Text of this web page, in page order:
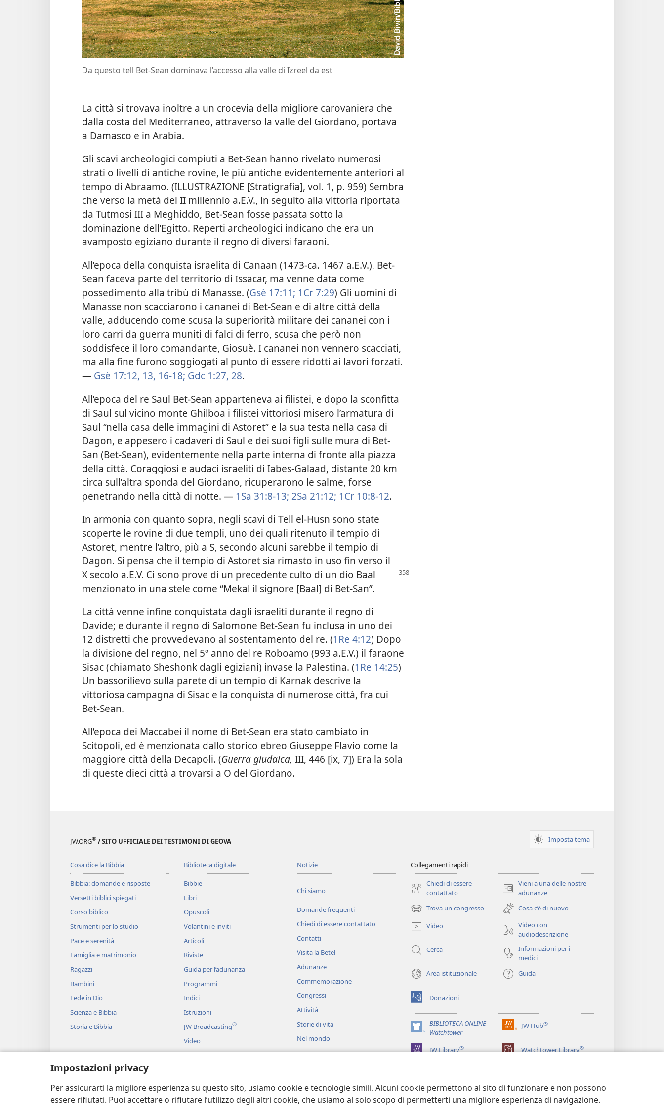
Impostazioni privacy
Per assicurarti la migliore esperienza su questo sito, usiamo cookie e tecnologie simili. Alcuni cookie permettono al sito di funzionare e non possono
essere rifiutati. Puoi accettare o rifiutare l’utilizzo degli altri cookie, che usiamo al solo scopo di permetterti una migliore esperienza di navigazione.
Da questo tell Bet-Sean dominava l’accesso alla valle di Izreel da est
La città si trovava inoltre a un crocevia della migliore carovaniera che
dalla costa del Mediterraneo, attraverso la valle del Giordano, portava
a Damasco e in Arabia.
Gli scavi archeologici compiuti a Bet-Sean hanno rivelato numerosi
strati o livelli di antiche rovine, le più antiche evidentemente anteriori al
tempo di Abraamo. (ILLUSTRAZIONE [Stratigrafia], vol. 1, p. 959) Sembra
che verso la metà del II millennio a.E.V., in seguito alla vittoria riportata
da Tutmosi III a Meghiddo, Bet-Sean fosse passata sotto la
dominazione dell’Egitto. Reperti archeologici indicano che era un
avamposto egiziano durante il regno di diversi faraoni.
All’epoca della conquista israelita di Canaan (1473-ca. 1467 a.E.V.), Bet-
Sean faceva parte del territorio di Issacar, ma venne data come
possedimento alla tribù di Manasse. (Gsè 17:11; 1Cr 7:29) Gli uomini di
Manasse non scacciarono i cananei di Bet-Sean e di altre città della
valle, adducendo come scusa la superiorità militare dei cananei con i
loro carri da guerra muniti di falci di ferro, scusa che però non
soddisfece il loro comandante, Giosuè. I cananei non vennero scacciati,
ma alla fine furono soggiogati al punto di essere ridotti ai lavori forzati.
— Gsè 17:12, 13, 16-18; Gdc 1:27, 28.
All’epoca del re Saul Bet-Sean apparteneva ai filistei, e dopo la sconfitta
di Saul sul vicino monte Ghilboa i filistei vittoriosi misero l’armatura di
Saul “nella casa delle immagini di Astoret” e la sua testa nella casa di
Dagon, e appesero i cadaveri di Saul e dei suoi figli sulle mura di Bet-
San (Bet-Sean), evidentemente nella parte interna di fronte alla piazza
della città. Coraggiosi e audaci israeliti di Iabes-Galaad, distante 20 km
circa sull’altra sponda del Giordano, ricuperarono le salme, forse
penetrando nella città di notte. — 1Sa 31:8-13; 2Sa 21:12; 1Cr 10:8-12.
In armonia con quanto sopra, negli scavi di Tell el-Husn sono state
scoperte le rovine di due templi, uno dei quali ritenuto il tempio di
Astoret, mentre l’altro, più a S, secondo alcuni sarebbe il tempio di
Dagon. Si pensa che il tempio di Astoret sia rimasto in uso fin verso il
X secolo a.E.V. Ci sono prove di un precedente culto di un dio Baal
menzionato in una stele come “Mekal il signore [Baal] di Bet-San”.
La città venne infine conquistata dagli israeliti durante il regno di
Davide; e durante il regno di Salomone Bet-Sean fu inclusa in uno dei
12 distretti che provvedevano al sostentamento del re. (1Re 4:12) Dopo
la divisione del regno, nel 5º anno del re Roboamo (993 a.E.V.) il faraone
Sisac (chiamato Sheshonk dagli egiziani) invase la Palestina. (1Re 14:25)
Un bassorilievo sulla parete di un tempio di Karnak descrive la
vittoriosa campagna di Sisac e la conquista di numerose città, fra cui
Bet-Sean.
All’epoca dei Maccabei il nome di Bet-Sean era stato cambiato in
Scitopoli, ed è menzionata dallo storico ebreo Giuseppe Flavio come la
maggiore città della Decapoli. (Guerra giudaica, III, 446 [ix, 7]) Era la sola
di queste dieci città a trovarsi a O del Giordano.
JW.ORG® / SITO UFFICIALE DEI TESTIMONI DI GEOVA Imposta tema
Cosa dice la Bibbia
Bibbia: domande e risposte
Versetti biblici spiegati
Corso biblico
Strumenti per lo studio
Pace e serenità
Famiglia e matrimonio
Ragazzi
Bambini
Fede in Dio
Scienza e Bibbia
Storia e Bibbia
Biblioteca digitale
Bibbie
Libri
Opuscoli
Volantini e inviti
Articoli
Riviste
Guida per l’adunanza
Programmi
Indici
Istruzioni
JW Broadcasting®
Video
Musica
Brani biblici recitati
Notizie
Chi siamo
Domande frequenti
Chiedi di essere contattato
Contatti
Visita la Betel
Adunanze
Commemorazione
Congressi
Attività
Storie di vita
Nel mondo
Collegamenti rapidi
Chiedi di essere
contattato
Vieni a una delle nostre
adunanze
(apre
una
nuova
finestra)
Trova un congresso
(apre
una
nuova
Cosa c’è di nuovo
Video
Video con
audiodescrizione
Cerca
Informazioni per i
medici
Area istituzionale
Guida
Donazioni
(apre
una
nuova
finestra)
BIBLIOTECA ONLINE
Watchtower
(apre
una
nuova
JW Hub®
(apre
nuova
JW Library® Watchtower Library®